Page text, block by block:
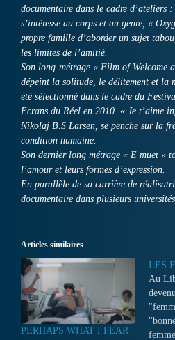
documentaire dans le cadre
s’intéresse au corps et au genre, «
propre famille d’aborder un sujet
les limites de l’amitié.
Son long-métrage « Film of Welcome
dépeint la solitude, le délitement et la
été sélectionné dans le cadre du
Ecrans du Réel en 2010. « Je t’aime
Nikolaj B.S Larsen, se penche sur la
condition humaine.
Son dernier long métrage « E muet »
l’amour et leurs formes d’expression.
En parallèle de sa carrière de
documentaire dans plusieurs
Articles similaires
PERHAPS WHAT I FEAR
LES
Au